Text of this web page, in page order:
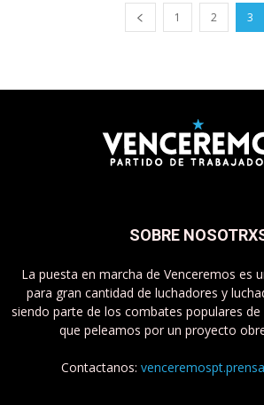
1 2 3
SOBRE
La puesta en marcha de Venceremos es
para gran cantidad de luchadores y
siendo parte de los combates populares
que peleamos por un proyecto
Contactanos: